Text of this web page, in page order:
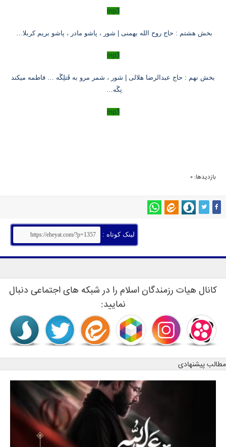
mp3
بخش هشتم : حاج روح الله بهمنی | شور ، پاشو مادر ، پاشو بریم کربلا…
mp3
بخش نهم : حاج عبدالرضا هلالی | شور ، شمر مرو به قَتلِگَه … فاطمه میکند
نِگَه…
mp3
بازدیدها: 0
لینک کوتاه :
کانال هیات رزمندگان اسلام را در شبکه های اجتماعی دنبال
نمایید:
مطالب پیشنهادی